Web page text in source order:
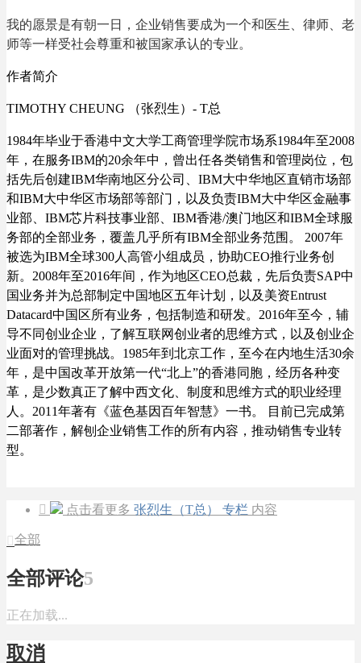
我的愿景是有朝一日，企业销售要成为一个和医生、律师、老
师等一样受社会尊重和被国家承认的专业。
作者简介
TIMOTHY CHEUNG （张烈生）- T总
1984年毕业于香港中文大学工商管理学院市场系1984年至2008
年，在服务IBM的20余年中，曾出任各类销售和管理岗位，包
括先后创建IBM华南地区分公司、IBM大中华地区直销市场部
和IBM大中华区市场部等部门，以及负责IBM大中华区金融事
业部、IBM芯片科技事业部、IBM香港/澳门地区和IBM全球服
务部的全部业务，覆盖几乎所有IBM全部业务范围。 2007年
被选为IBM全球300人高管小组成员，协助CEO推行业务创
新。2008年至2016年间，作为地区CEO总裁，先后负责SAP中
国业务并为总部制定中国地区五年计划，以及美资Entrust
Datacard中国区所有业务，包括制造和研发。2016年至今，辅
导不同创业企业，了解互联网创业者的思维方式，以及创业企
业面对的管理挑战。1985年到北京工作，至今在内地生活30余
年，是中国改革开放第一代“北上”的香港同胞，经历各种变
革，是少数真正了解中西文化、制度和思维方式的职业经理
人。2011年著有《蓝色基因百年智慧》一书。 目前已完成第
二部著作，解刨企业销售工作的所有内容，推动销售专业转
型。
 点击看更多 张烈生（T总） 专栏 内容
全部
全部评论5
正在加载...
取消